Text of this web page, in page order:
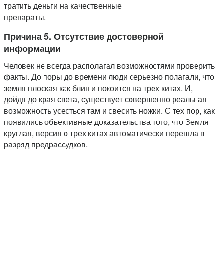
тратить деньги на качественные
препараты.
Причина 5. Отсутствие достоверной
информации
Человек не всегда располагал возможностями проверить
факты. До поры до времени люди серьезно полагали, что
земля плоская как блин и покоится на трех китах. И,
дойдя до края света, существует совершенно реальная
возможность усесться там и свесить ножки. С тех пор, как
появились объективные доказательства того, что Земля
круглая, версия о трех китах автоматически перешла в
разряд предрассудков.